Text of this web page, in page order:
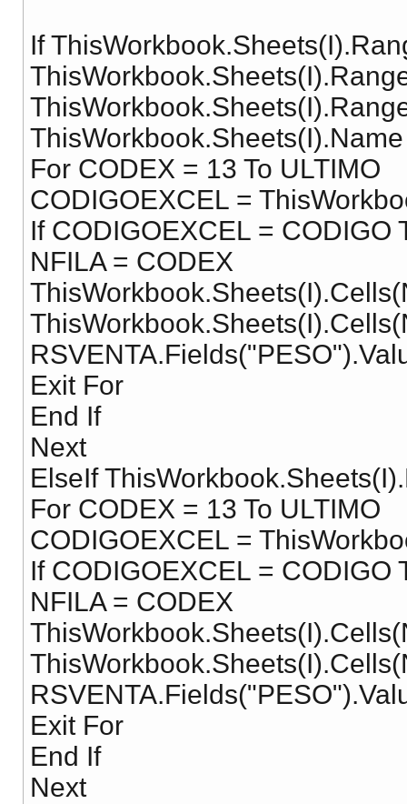
If
For CODEX = 13 To ULTIMO
CODIGOEXCEL =
If CODIGOEXCEL = CODIGO
NFILA = CODEX
Exit For
End If
Next
ElseIf
For CODEX = 13 To ULTIMO
CODIGOEXCEL =
If CODIGOEXCEL = CODIGO
NFILA = CODEX
Exit For
End If
Next